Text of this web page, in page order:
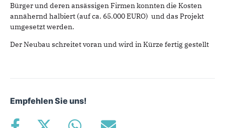
Bürger und deren ansässigen Firmen konnten die Kosten
annähernd halbiert (auf ca. 65.000 EURO) und das Projekt
umgesetzt werden.
Der Neubau schreitet voran und wird in Kürze fertig gestellt
Empfehlen Sie uns!